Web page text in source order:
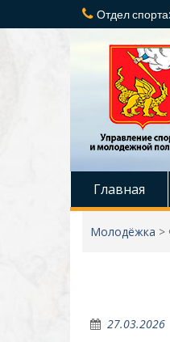
к
Отдел
Главная
Молодёжка >
27.03.2026